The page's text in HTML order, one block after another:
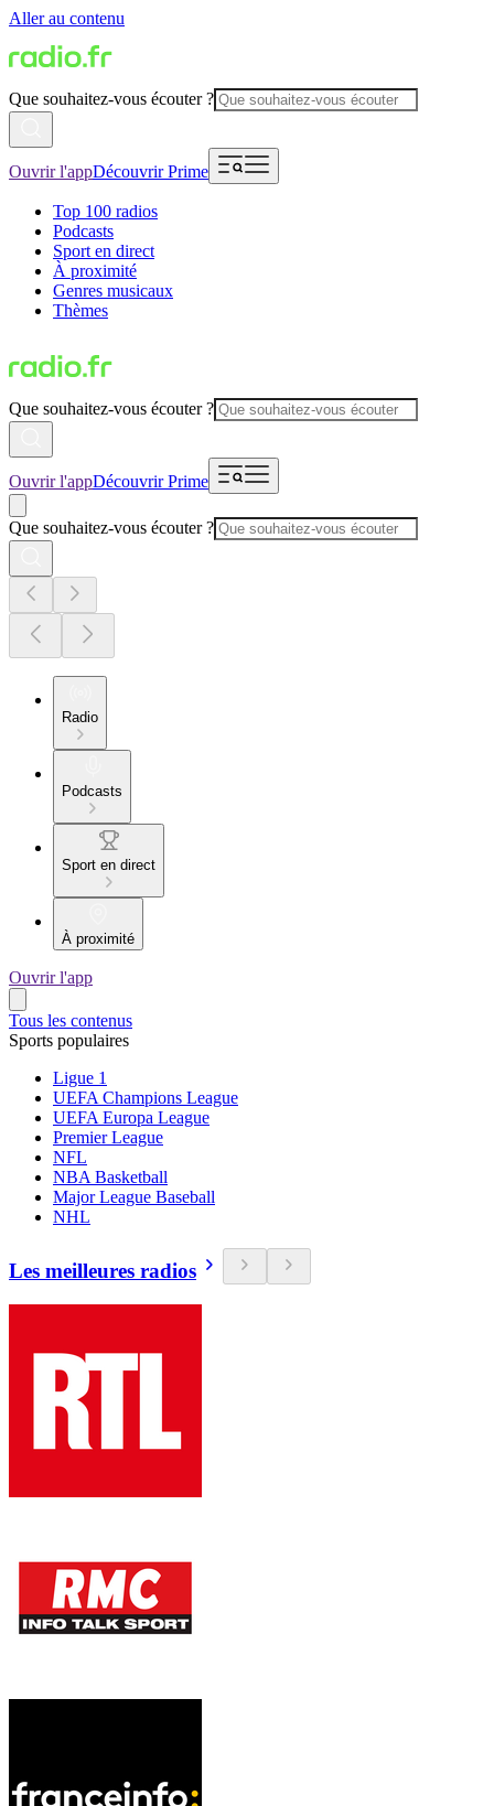
Aller au contenu
Que souhaitez-vous écouter ?
Ouvrir l'appDécouvrir Prime
Top 100 radios
Podcasts
Sport en direct
À proximité
Genres musicaux
Thèmes
Que souhaitez-vous écouter ?
Ouvrir l'appDécouvrir Prime
Que souhaitez-vous écouter ?
Radio
Podcasts
Sport en direct
À proximité
Ouvrir l'app
Tous les contenus
Sports populaires
Ligue 1
UEFA Champions League
UEFA Europa League
Premier League
NFL
NBA Basketball
Major League Baseball
NHL
Les meilleures radios